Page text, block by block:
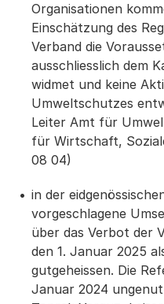
Organisationen
Einschätzung des
Verband die
ausschliesslich dem
widmet und keine
Umweltschutzes
Leiter Amt für
für Wirtschaft,
08 04)
in der
vorgeschlagene
über das Verbot der
den 1. Januar 2025
gutgeheissen. Die
Januar 2024